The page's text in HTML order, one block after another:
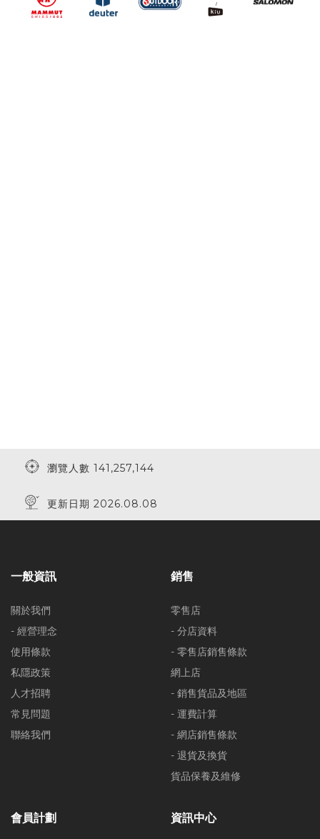
瀏覽人數 141,257,144
更新日期 2026.08.08
一般資訊
關於我們
- 經營理念
使用條款
私隱政策
人才招聘
常見問題
聯絡我們
銷售
零售店
- 分店資料
- 零售店銷售條款
網上店
- 銷售貨品及地區
- 運費計算
- 網店銷售條款
- 退貨及換貨
貨品保養及維修
會員計劃 資訊中心